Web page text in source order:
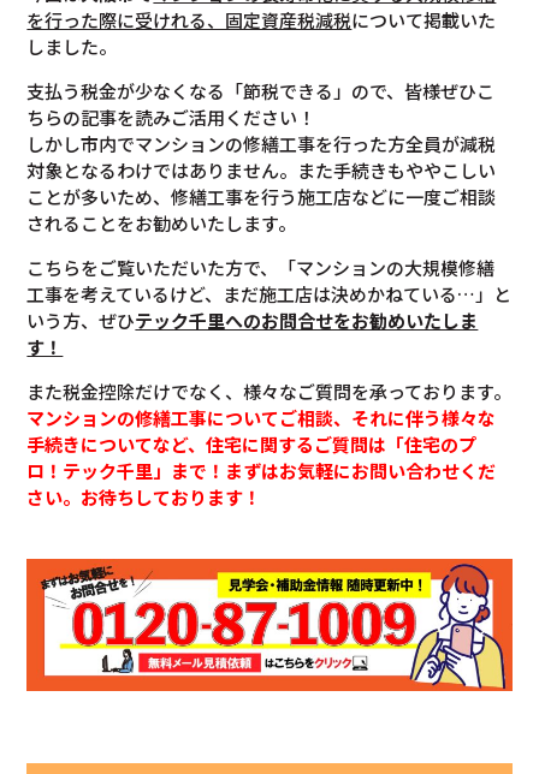
を行った際に受けれる、固定資産税減税について掲載いた
しました。
支払う税金が少なくなる「節税できる」ので、皆様ぜひこ
ちらの記事を読みご活用ください！
しかし市内でマンションの修繕工事を行った方全員が減税
対象となるわけではありません。また手続きもややこしい
ことが多いため、修繕工事を行う施工店などに一度ご相談
されることをお勧めいたします。
こちらをご覧いただいた方で、「マンションの大規模修繕
工事を考えているけど、まだ施工店は決めかねている…」と
いう方、ぜひテック千里へのお問合せをお勧めいたしま
す！
また税金控除だけでなく、様々なご質問を承っております。
マンションの修繕工事についてご相談、それに伴う様々な
手続きについてなど、住宅に関するご質問は「住宅のプ
ロ！テック千里」まで！まずはお気軽にお問い合わせくだ
さい。お待ちしております！